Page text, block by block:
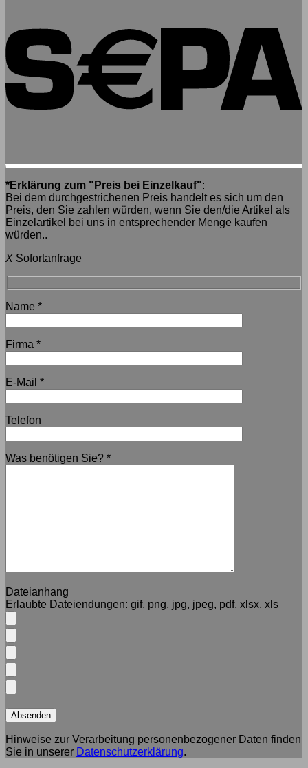
*Erklärung zum "Preis bei Einzelkauf":
Bei dem durchgestrichenen Preis handelt es sich um den
Preis, den Sie zahlen würden, wenn Sie den/die Artikel als
Einzelartikel bei uns in entsprechender Menge kaufen
würden..
X Sofortanfrage
Name *
Firma *
E-Mail *
Telefon
Was benötigen Sie? *
Dateianhang
Erlaubte Dateiendungen: gif, png, jpg, jpeg, pdf, xlsx, xls
Hinweise zur Verarbeitung personenbezogener Daten finden
Sie in unserer Datenschutzerklärung.